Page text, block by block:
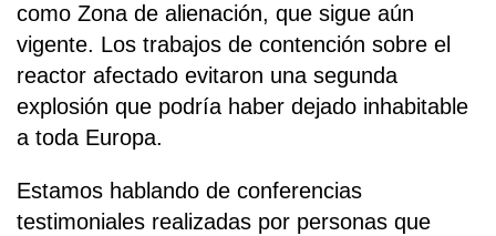
como Zona de alienación, que sigue aún
vigente. Los trabajos de contención sobre el
reactor afectado evitaron una segunda
explosión que podría haber dejado inhabitable
a toda Europa.
Estamos hablando de conferencias
testimoniales realizadas por personas que